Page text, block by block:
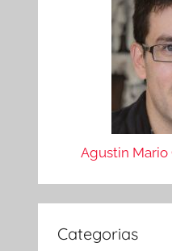
Agustin Mario
Categorias